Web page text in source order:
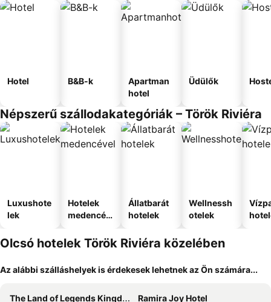
Hotel B&B-k
Apartman
hotel
Üdülők
Népszerű szállodakategóriák – Török Riviéra
Luxushote
lek
Hotelek
medencév
Állatbarát
hotelek
Wellnessh
otelek
Olcsó hotelek Török Riviéra közelében
Az alábbi szálláshelyek is érdekesek lehetnek az Ön számára...
The Land of Legends Kingdom
Ramira Joy Hotel